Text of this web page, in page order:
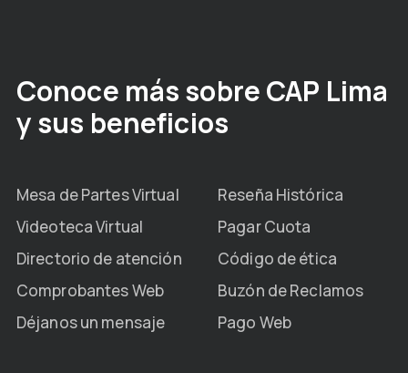
Conoce más sobre CAP Lima
y sus beneficios
Mesa de Partes Virtual
Reseña Histórica
Videoteca Virtual
Pagar Cuota
Directorio de atención
Código de ética
Comprobantes Web
Buzón de Reclamos
Déjanos un mensaje
Pago Web